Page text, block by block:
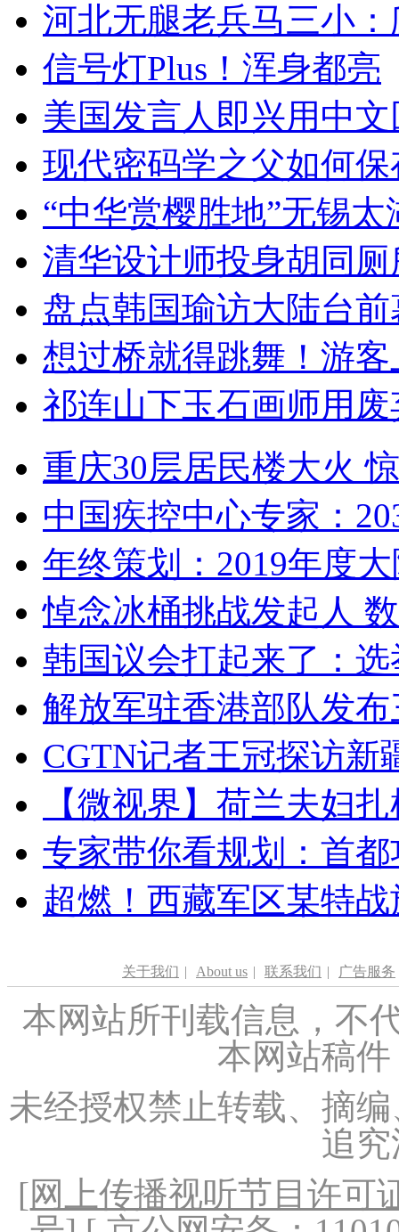
河北无腿老兵马三小
信号灯Plus！浑身都亮
美国发言人即兴用中
现代密码学之父如何
“中华赏樱胜地”无锡
清华设计师投身胡同
盘点韩国瑜访大陆台
想过桥就得跳舞！游客
祁连山下玉石画师用
重庆30层居民楼大火
中国疾控中心专家：
年终策划：2019年度
悼念冰桶挑战发起人
韩国议会打起来了：
解放军驻香港部队发
CGTN记者王冠探访新
【微视界】荷兰夫妇
专家带你看规划：首
超燃！西藏军区某特
关于我们 | About us | 联系我们 | 广告服务
本网站所刊载信息，不
本网站稿
未经授权禁止转载、摘
追
[网上传播视听节目许可